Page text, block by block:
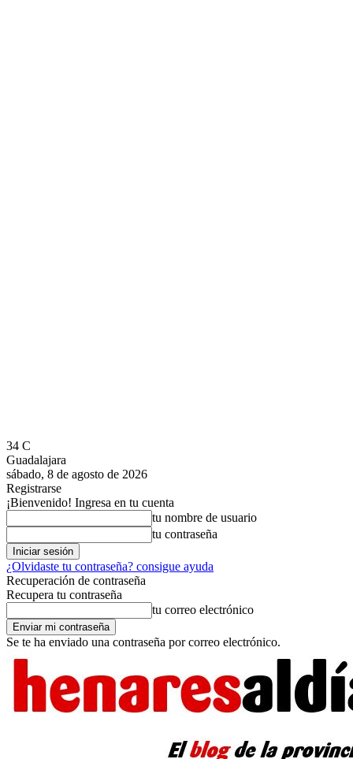
34 C
Guadalajara
sábado, 8 de agosto de 2026
Registrarse
¡Bienvenido! Ingresa en tu cuenta
tu nombre de usuario
tu contraseña
¿Olvidaste tu contraseña? consigue ayuda
Recuperación de contraseña
Recupera tu contraseña
tu correo electrónico
Se te ha enviado una contraseña por correo electrónico.